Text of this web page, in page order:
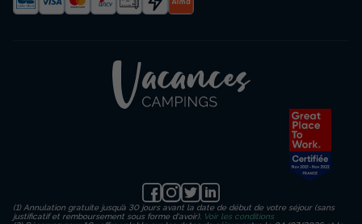
(1) Annulation gratuite jusqu’à 30 jours avant la date de début de votre séjour (sans
justificatif et remboursement sous forme d'avoir). Voir les conditions